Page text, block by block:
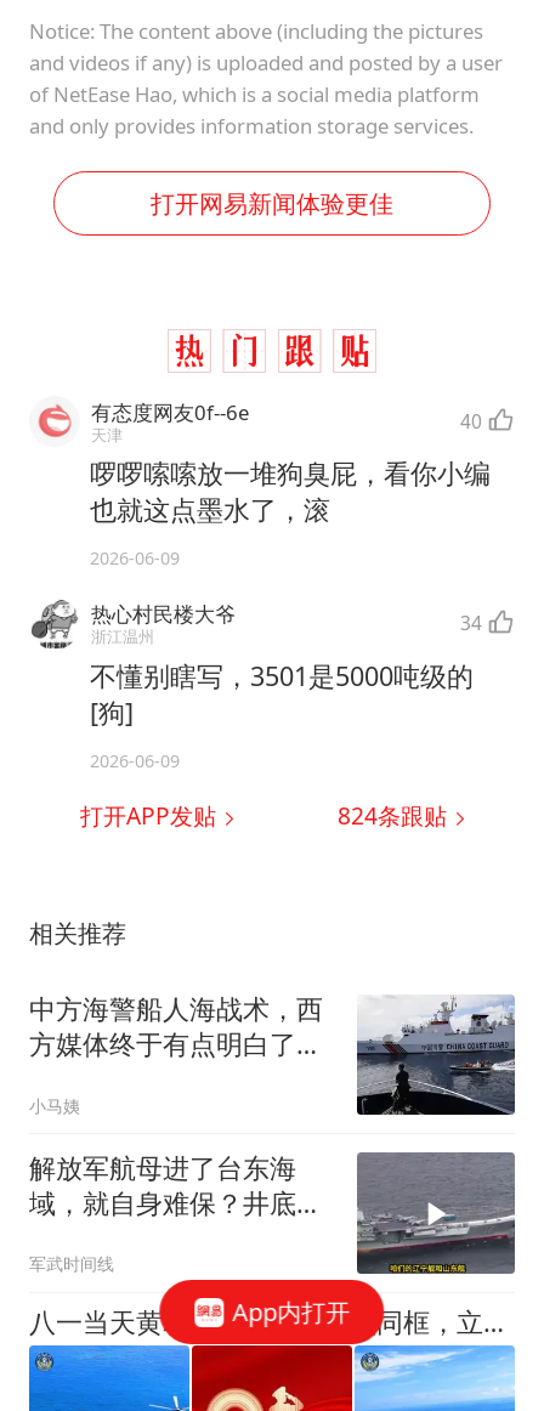
Notice: The content above (including the pictures
and videos if any) is uploaded and posted by a user
of NetEase Hao, which is a social media platform
and only provides information storage services.
打开网易新闻体验更佳
有态度网友0f--6e
天津 40
啰啰嗦嗦放一堆狗臭屁，看你小编
也就这点墨水了，滚
2026-06-09
热心村民楼大爷
浙江温州 34
不懂别瞎写，3501是5000吨级的
[狗]
2026-06-09
打开APP发贴 824条跟贴
相关推荐
中方海警船人海战术，西
方媒体终于有点明白了：
小马姨
解放军航母进了台东海
域，就自身难保？井底之
军武时间线
八一当天黄岩岛演训，双机型同框，立体管控体系成型了
App内打开